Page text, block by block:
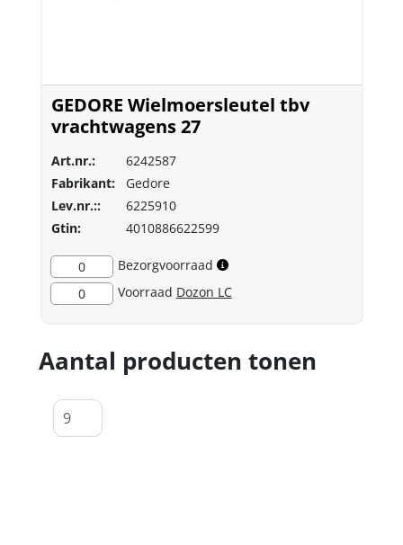
GEDORE Wielmoersleutel tbv
vrachtwagens 27
Art.nr.:
6242587
Fabrikant:
Gedore
Lev.nr.::
6225910
Gtin:
4010886622599
0
Bezorgvoorraad
0
Voorraad Dozon LC
Aantal producten tonen